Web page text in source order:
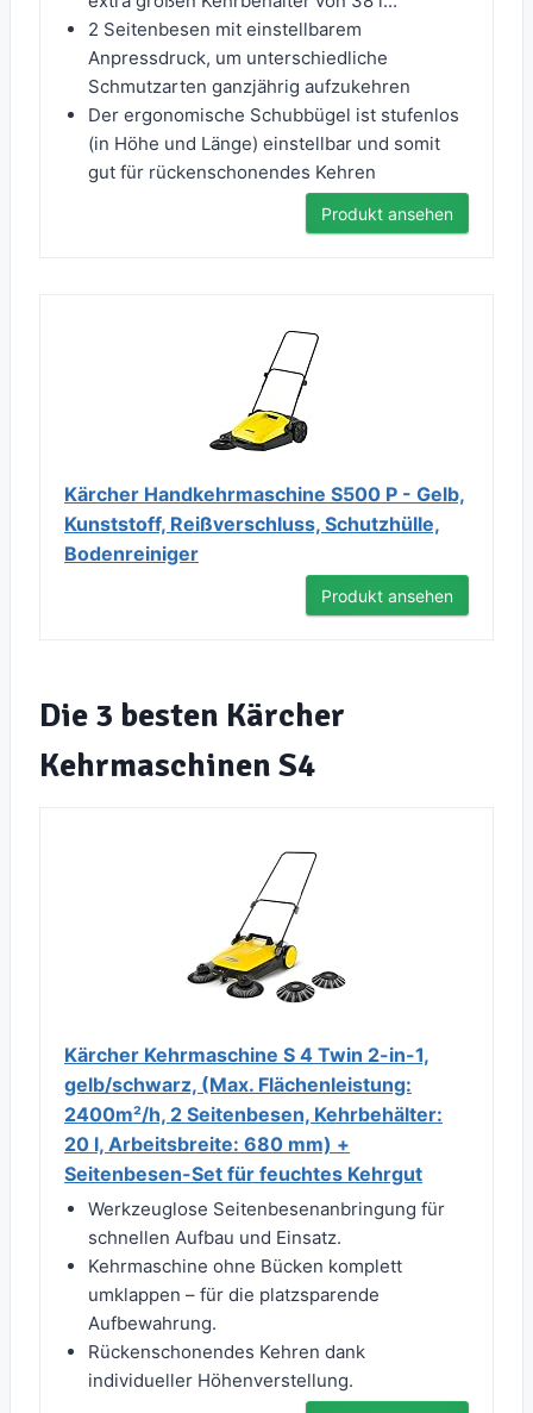
2 Seitenbesen mit einstellbarem
Anpressdruck, um unterschiedliche
Schmutzarten ganzjährig aufzukehren
Der ergonomische Schubbügel ist stufenlos
(in Höhe und Länge) einstellbar und somit
gut für rückenschonendes Kehren
Produkt ansehen
Kärcher Handkehrmaschine S500 P - Gelb,
Kunststoff, Reißverschluss, Schutzhülle,
Bodenreiniger
Produkt ansehen
Die 3 besten Kärcher
Kehrmaschinen S4
Kärcher Kehrmaschine S 4 Twin 2-in-1,
gelb/schwarz, (Max. Flächenleistung:
2400m²/h, 2 Seitenbesen, Kehrbehälter:
20 l, Arbeitsbreite: 680 mm) +
Seitenbesen-Set für feuchtes Kehrgut
Werkzeuglose Seitenbesenanbringung für
schnellen Aufbau und Einsatz.
Kehrmaschine ohne Bücken komplett
umklappen – für die platzsparende
Aufbewahrung.
Rückenschonendes Kehren dank
individueller Höhenverstellung.